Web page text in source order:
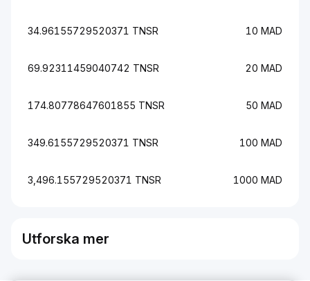
34.96155729520371 TNSR 10 MAD
69.92311459040742 TNSR 20 MAD
174.80778647601855 TNSR 50 MAD
349.6155729520371 TNSR 100 MAD
3,496.155729520371 TNSR 1000 MAD
Utforska mer